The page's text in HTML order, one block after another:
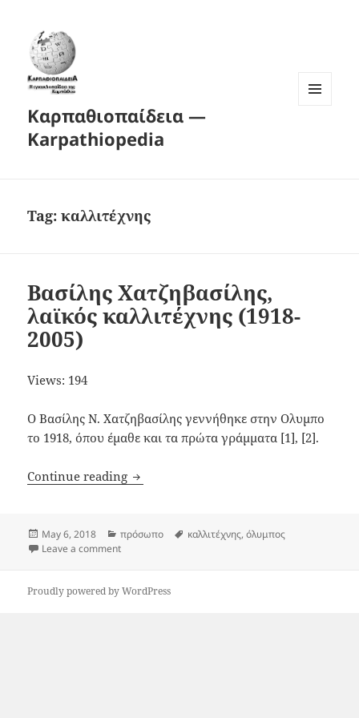
Καρπαθιοπαίδεια —
Karpathiopedia
Tag:καλλιτέχνης
Βασίλης Χατζηβασίλης,
λαϊκός καλλιτέχνης (1918-
2005)
Views: 194
Ο Βασίλης Ν. Χατζηβασίλης γεννήθηκε στην Ολυμπο
το 1918, όπου έμαθε και τα πρώτα γράμματα [1], [2].
Continue reading Βασίλης Χατζηβασίλης, λαϊκός
Posted
on
May 6, 2018 Categories
πρόσωπο Tags
καλλιτέχνης,όλυμπος
Leave a commenton Βασίλης Χατζηβασίλης, λαϊκός καλλιτέχνης
Proudly powered by WordPress